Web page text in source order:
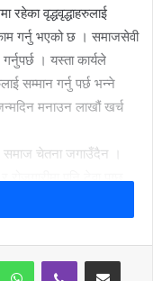
वृद्धवृद्धाहरुलाई
गर्नु भएको छ । समाजसेवी
। यस्ता कार्यले
सम्मान गर्नु पर्छ भन्ने
मनाउन लाखौं खर्च
चेतना जगाउँदैन ।
रोजगारीमा पनि टेवा पुग्छ
बढाउँछन् । अत्यधिक मादक
विपन्न विद्यार्थीलाई
फाइदा पुग्छ । समाजसेवी